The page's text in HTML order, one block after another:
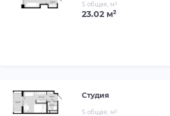
S общая, м²
23.02 м²
Студия
S общая, м²